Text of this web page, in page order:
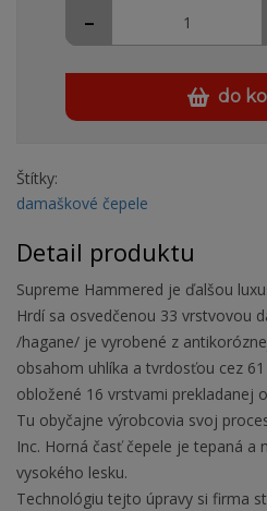
-
do
Štítky:
damaškové čepele
Detail produktu
Supreme Hammered je ďalšou
Hrdí sa osvedčenou 33 vrstvovou
/hagane/ je vyrobené z
obsahom uhlíka a tvrdosťou cez
obložené 16 vrstvami prekladanej
Tu obyčajne výrobcovia svoj
Inc. Horná časť čepele je tepaná a
vysokého lesku.
Technológiu tejto úpravy si firma